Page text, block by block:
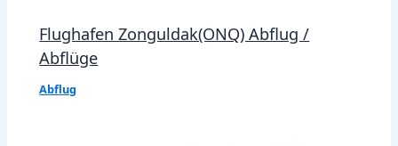
Flughafen Zonguldak(ONQ) Abflug /
Abflüge
Abflug